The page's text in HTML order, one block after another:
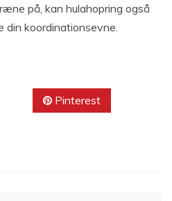
på, kan hulahopring også
koordinationsevne.
Pinterest